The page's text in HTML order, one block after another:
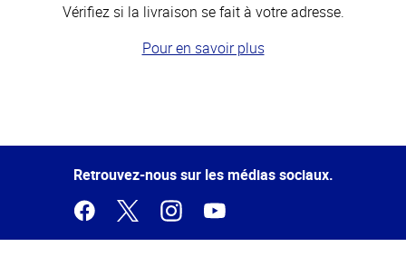
Vérifiez si la livraison se fait à votre adresse.
Pour en savoir plus
de la
Retrouvez-nous sur les médias sociaux.